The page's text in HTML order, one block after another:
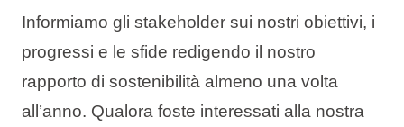
Informiamo gli stakeholder sui nostri obiettivi, i
progressi e le sfide redigendo il nostro
rapporto di sostenibilità almeno una volta
all’anno. Qualora foste interessati alla nostra